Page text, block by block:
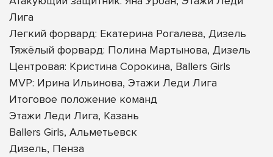
Лига
Легкий форвард: Екатерина Рогалева, Дизель
Тяжёлый форвард: Полина Мартынова, Дизель
Центровая: Кристина Сорокина, Ballers Girls
MVP: Ирина Ильинова, Этажи Леди Лига
Итоговое положение команд
Этажи Леди Лига, Казань
Ballers Girls, Альметьевск
Дизель, Пенза